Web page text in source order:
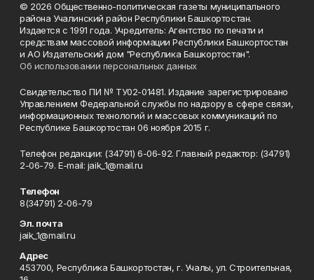
© 2026 Общественно-политическая газеты муниципального
района Учалинский район Республики Башкортостан.
Издается с 1991 года. Учредитель: Агентство по печати и
средствам массовой информации Республики Башкортостан
и АО Издательский дом "Республика Башкортостан".
Об использовании персональных данных
Свидетельство ПИ № ТУ02-01481. Издание зарегистрировано
Управлением Федеральной службы по надзору в сфере связи,
информационных технологий и массовых коммуникаций по
Республике Башкортостан 06 ноября 2015 г.
Телефон редакции: (34791) 6-06-92. Главный редактор: (34791)
2-06-79. Е-mаil: jaik_1@mail.ru
Телефон
8(34791) 2-06-79
Эл. почта
jaik_1@mail.ru
Адрес
453700, Республика Башкортостан, г. Учалы, ул. Строительная,